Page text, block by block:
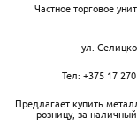
Частное торговое
ул.
Тел: +375 17
Предлагает купить
розницу, за